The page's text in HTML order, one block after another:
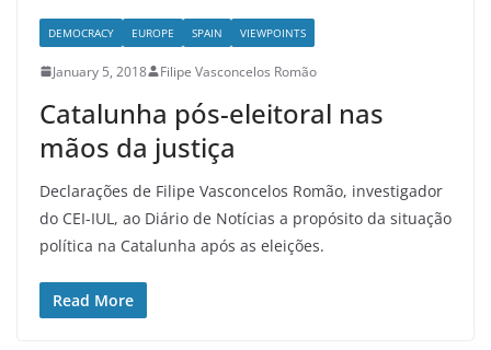
DEMOCRACY EUROPE SPAIN VIEWPOINTS
January 5, 2018 Filipe Vasconcelos Romão
Catalunha pós-eleitoral nas
mãos da justiça
Declarações de Filipe Vasconcelos Romão, investigador
do CEI-IUL, ao Diário de Notícias a propósito da situação
política na Catalunha após as eleições.
Read More